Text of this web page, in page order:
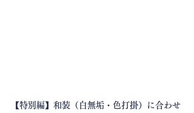
【特別編】和装（白無垢・色打掛）に合わせ